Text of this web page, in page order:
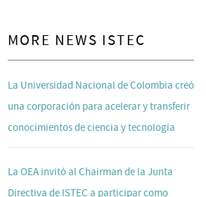
MORE NEWS ISTEC
La Universidad Nacional de Colombia creó
una corporación para acelerar y transferir
conocimientos de ciencia y tecnología
La OEA invitó al Chairman de la Junta
Directiva de ISTEC a participar como